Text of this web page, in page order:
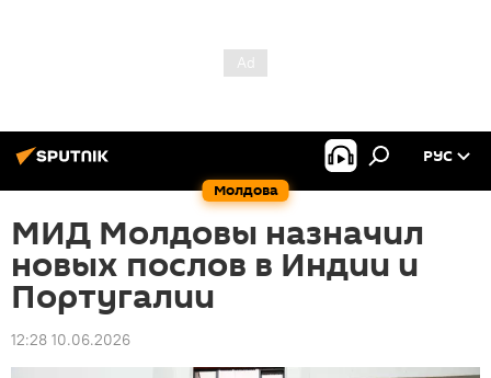
Молдова
РУС
МИД Молдовы назначил
новых послов в Индии и
Португалии
12:28 10.06.2026